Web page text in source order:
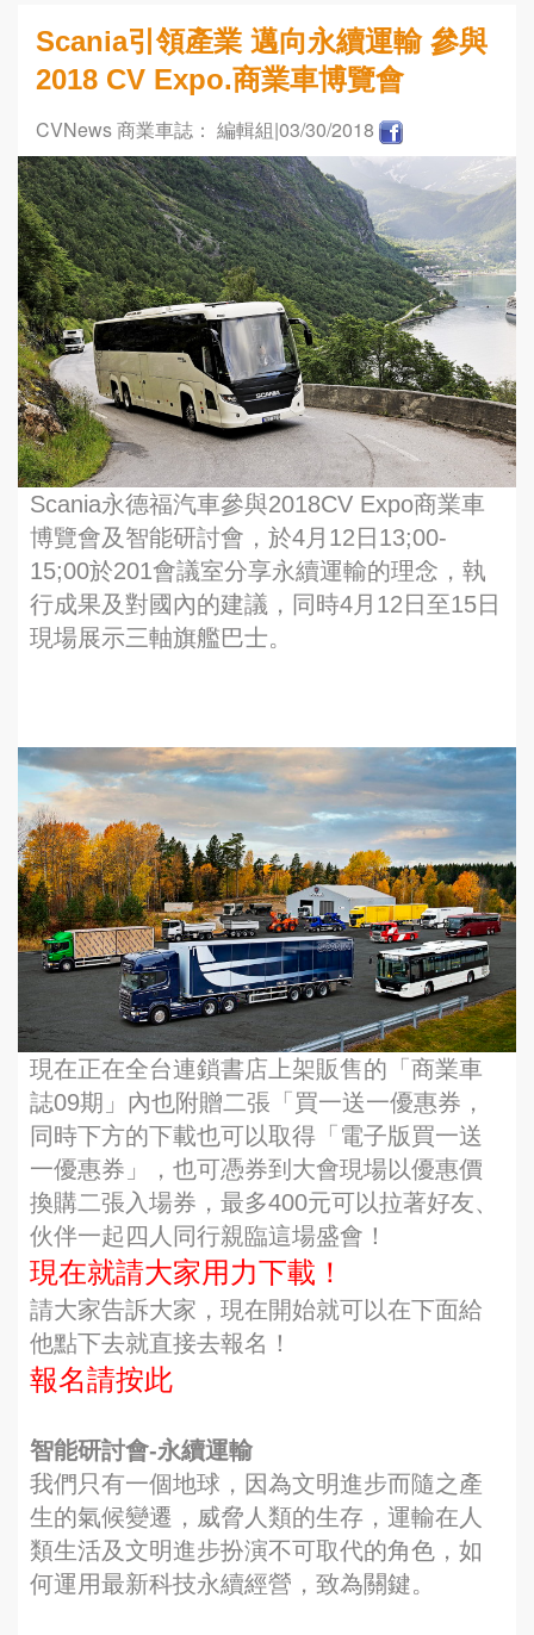
Scania引領產業 邁向永續運輸 參與
2018 CV Expo.商業車博覽會
CVNews 商業車誌： 編輯組|03/30/2018
Scania永德福汽車參與2018CV Expo商業車
博覽會及智能研討會，於4月12日13;00-
15;00於201會議室分享永續運輸的理念，執
行成果及對國內的建議，同時4月12日至15日
現場展示三軸旗艦巴士。
現在正在全台連鎖書店上架販售的「商業車
誌09期」內也附贈二張「買一送一優惠券，
同時下方的下載也可以取得「電子版買一送
一優惠券」，也可憑券到大會現場以優惠價
換購二張入場券，最多400元可以拉著好友、
伙伴一起四人同行親臨這場盛會！
現在就請大家用力下載！
請大家告訴大家，現在開始就可以在下面給
他點下去就直接去報名！
報名請按此
智能研討會-永續運輸
我們只有一個地球，因為文明進步而隨之產
生的氣候變遷，威脅人類的生存，運輸在人
類生活及文明進步扮演不可取代的角色，如
何運用最新科技永續經營，致為關鍵。